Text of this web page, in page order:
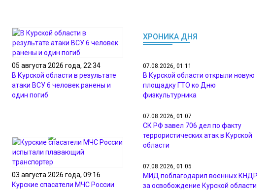
05 августа 2026 года, 22:34
В Курской области в результате
атаки ВСУ 6 человек ранены и
один погиб
03 августа 2026 года, 09:16
Курские спасатели МЧС России
ХРОНИКА ДНЯ
07.08.2026, 01:11
В Курской области открыли новую
площадку ГТО ко Дню
физкультурника
07.08.2026, 01:07
СК РФ завел 706 дел по факту
террористических атак в Курской
области
07.08.2026, 01:05
МИД поблагодарил военных КНДР
за освобождение Курской области